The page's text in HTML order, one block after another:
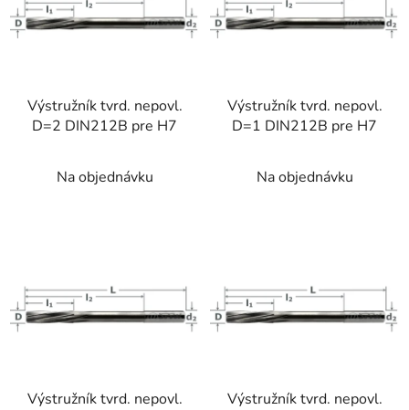
i
s
Výstružník tvrd. nepovl.
D=2 DIN212B pre H7
Na objednávku
Výstružník tvrd. nepovl.
D=1 DIN212B pre H7
Na objednávku
Výstružník tvrd. nepovl.
Výstružník tvrd. nepovl.